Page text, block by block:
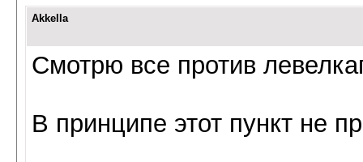
Akkella
Смотрю все против
В принципе этот пункт не